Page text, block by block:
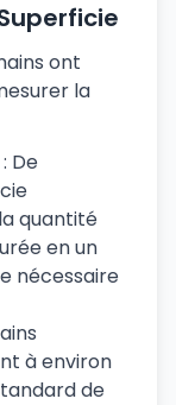
ont
la
: De
quantité
en un
nécessaire
à environ
de